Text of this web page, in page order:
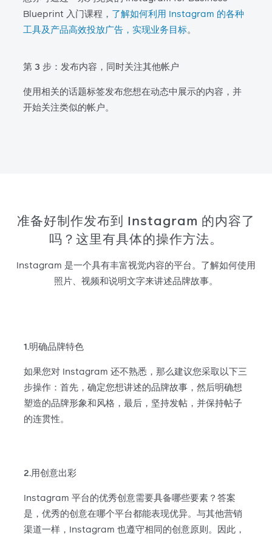
Blueprint 入门课程， 了解如何利用 Instagram 的各种
工具及产品高效投放广告，实现业务目标。
第 3 步：发布内容，同时关注其他帐户
使用相关的话题标签发布您想在动态中展示的内容，并
开始关注类似的帐户。
准备好制作发布到 Instagram 的内容了
吗？这里有具体的操作方法。
Instagram 是一个具有丰富视觉内容的平台。了解如何使用
照片、视频和说明文字来讲述品牌故事。
1.明确品牌特色
如果您对 Instagram 还不熟悉，那么建议您采取以下三
步操作：首先，确定您想讲述的品牌故事，然后明确想
塑造的品牌形象和风格，最后，坚持发帖，并保持帖子
的连贯性。
2.用创意出彩
Instagram 平台的优秀创意需要具备哪些要素？答案
是，优秀的创意在哪个平台都能表现优异。与其他营销
渠道一样，Instagram 也遵守相同的创意原则。因此，